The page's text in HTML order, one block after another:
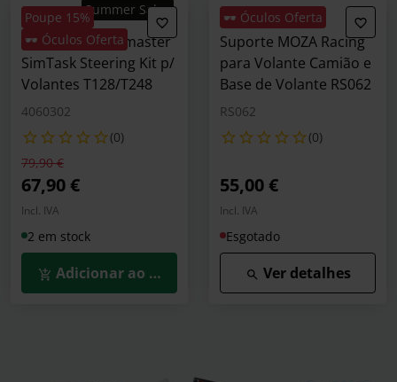
Poupe 15%
🕶️ Óculos Oferta
Summer Sales
Suporte Thrustmaster
SimTask Steering Kit p/
Volantes T128/T248
4060302
(0)
Preço reduzido de
79,90 €para
67,90 €
Incl. IVA
2 em stock
Adicionar ao Carrinho
🕶️ Óculos Oferta
Suporte MOZA Racing
para Volante Camião e
Base de Volante RS062
RS062
(0)
55,00 €
Incl. IVA
Esgotado
Ver detalhes